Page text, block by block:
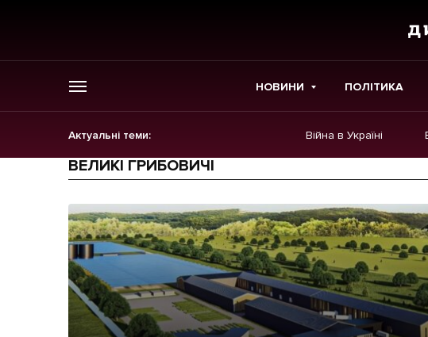
НОВИНИ ПОЛІТИКА
Актуальні теми: Війна в Україні
ГОЛОВНЕ
Новини
Політика
Економіка
Бізнес
ВЕЛИКІ ГРИБОВИЧІ